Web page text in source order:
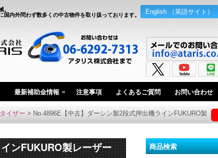
English （英語サイト）
。
国内外問わず数多くの中古物件を取り扱っております。
最新補助金情報 » 注意事項 よくあるご質問 お問い合わせ
イザー > No.4896E【中古】ダーシン製2段式押出機ラインFUKURO製
ンFUKURO製レーザー
商品検索